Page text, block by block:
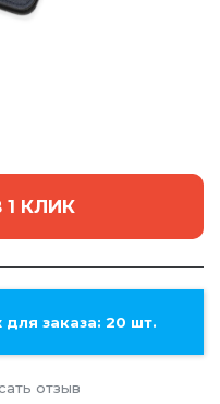
КЛИК
заказа: 20 шт.
отзыв